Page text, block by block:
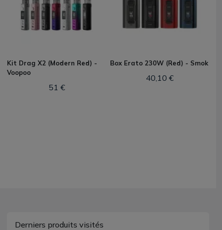
Kit Drag X2 (Modern Red) -
Voopoo
51 €
Box Erato 230W (Red) - Smok
40,10 €
Derniers produits visités